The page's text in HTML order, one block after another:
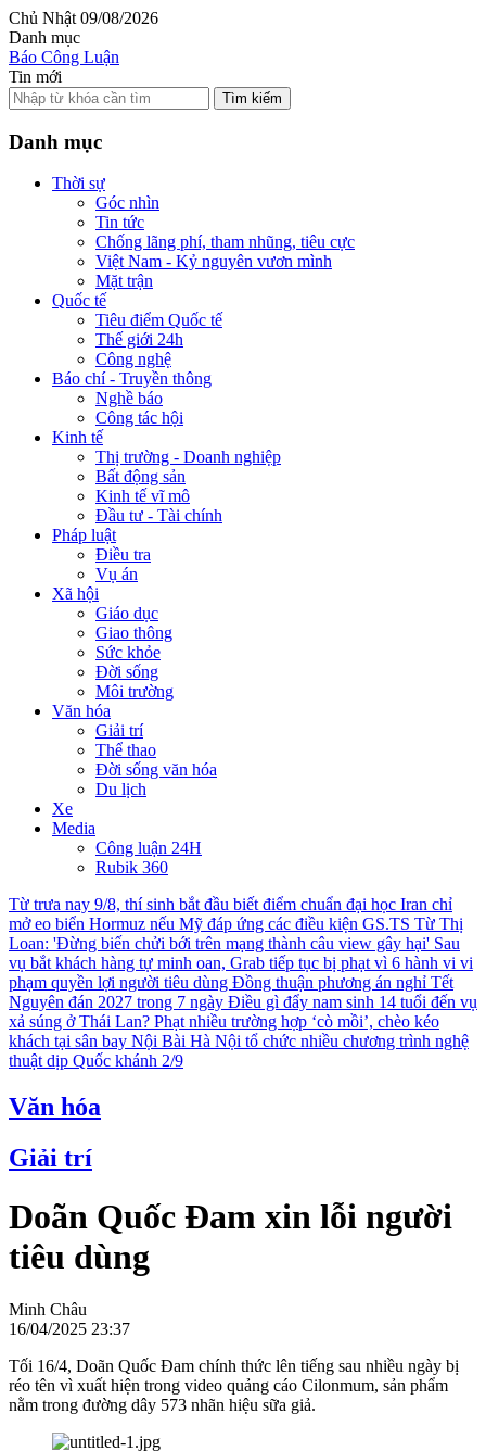
Chủ Nhật 09/08/2026
Danh mục
Báo Công Luận
Tin mới
Tìm kiếm
Danh mục
Thời sự
Góc nhìn
Tin tức
Chống lãng phí, tham nhũng, tiêu cực
Việt Nam - Kỷ nguyên vươn mình
Mặt trận
Quốc tế
Tiêu điểm Quốc tế
Thế giới 24h
Công nghệ
Báo chí - Truyền thông
Nghề báo
Công tác hội
Kinh tế
Thị trường - Doanh nghiệp
Bất động sản
Kinh tế vĩ mô
Đầu tư - Tài chính
Pháp luật
Điều tra
Vụ án
Xã hội
Giáo dục
Giao thông
Sức khỏe
Đời sống
Môi trường
Văn hóa
Giải trí
Thể thao
Đời sống văn hóa
Du lịch
Xe
Media
Công luận 24H
Rubik 360
Từ trưa nay 9/8, thí sinh bắt đầu biết điểm chuẩn đại học Iran chỉ
mở eo biển Hormuz nếu Mỹ đáp ứng các điều kiện GS.TS Từ Thị
Loan: 'Đừng biến chửi bới trên mạng thành câu view gây hại' Sau
vụ bắt khách hàng tự minh oan, Grab tiếp tục bị phạt vì 6 hành vi vi
phạm quyền lợi người tiêu dùng Đồng thuận phương án nghỉ Tết
Nguyên đán 2027 trong 7 ngày Điều gì đẩy nam sinh 14 tuổi đến vụ
xả súng ở Thái Lan? Phạt nhiều trường hợp ‘cò mồi’, chèo kéo
khách tại sân bay Nội Bài Hà Nội tổ chức nhiều chương trình nghệ
thuật dịp Quốc khánh 2/9
Văn hóa
Giải trí
Doãn Quốc Đam xin lỗi người
tiêu dùng
Minh Châu
16/04/2025 23:37
Tối 16/4, Doãn Quốc Đam chính thức lên tiếng sau nhiều ngày bị
réo tên vì xuất hiện trong video quảng cáo Cilonmum, sản phẩm
nằm trong đường dây 573 nhãn hiệu sữa giả.